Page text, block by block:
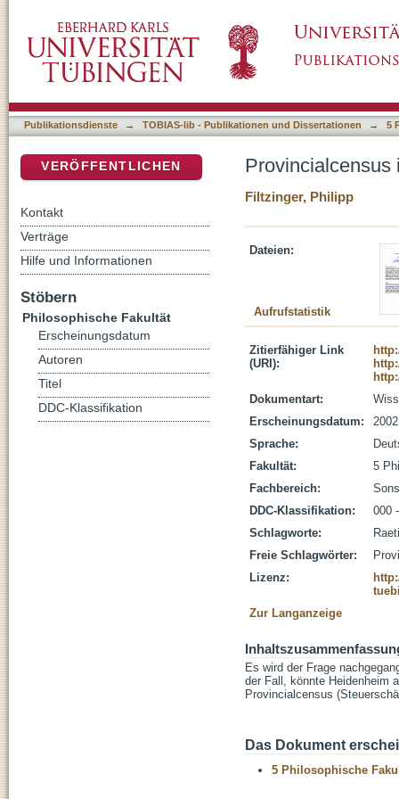
Publikationsdienste → TOBIAS-lib - Publikationen und Dissertationen → 5
Provincialcensus
Filtzinger, Philipp
Dateien:
Aufrufstatistik
Zitierfähiger Link
(URI):
Dokumentart:
Erscheinungsdatum:
2002
Sprache:
Fakultät:
5
Fachbereich:
DDC-Klassifikation:
000
Schlagworte:
Freie Schlagwörter:
Lizenz:
Zur Langanzeige
Es wird der Frage
der Fall, könnte Heidenheim
Provincialcensus
Das Dokument
5 Philosophische
VERÖFFENTLICHEN
Kontakt
Verträge
Hilfe und Informationen
Stöbern
Philosophische Fakultät
Erscheinungsdatum
Autoren
Titel
DDC-Klassifikation